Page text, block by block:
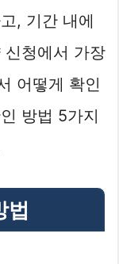
, 기간 내에
청에서 가장
어떻게 확인
방법 5가지
법